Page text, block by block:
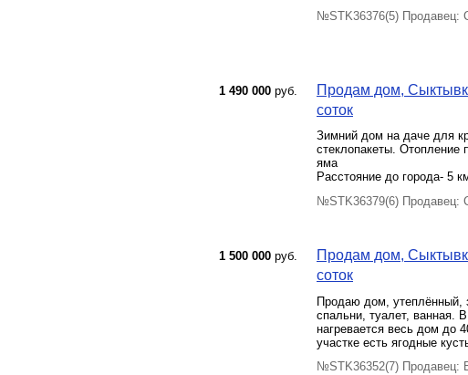
№STK36376(5) Продавец:
1 490 000 руб.
Продам дом,
соток
Зимний дом на даче для
стеклопакеты. Отопление
яма
Расстояние до города- 5
№STK36379(6) Продавец:
1 500 000 руб.
Продам дом,
соток
Продаю дом, утеплённый,
спальни, туалет, ванная.
нагревается весь дом до
участке есть ягодные
№STK36352(7) Продавец: